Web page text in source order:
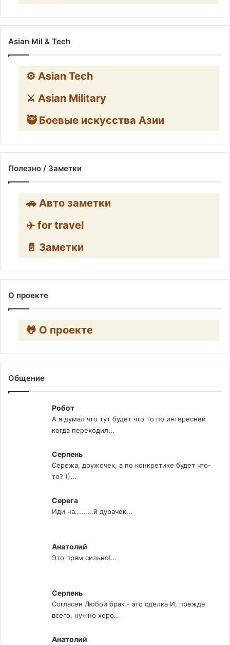
Asian Mil & Tech
⚙️ Asian Tech
⚔️ Asian Military
🥷 Боевые искусства Азии
Полезно / Заметки
🚗 Авто заметки
✈️ for travel
📄 Заметки
О проекте
🐸 О проекте
Общение
Робот
А я думал что тут будет что то по интересней
когда переходил...
Серпень
Сережа, дружочек, а по конкретике будет что-
то? ))...
Серега
Иди на.........й дурачек...
Анатолий
Это прям сильно!...
Серпень
Согласен Любой брак - это сделка И, прежде
всего, нужно хоро...
Анатолий